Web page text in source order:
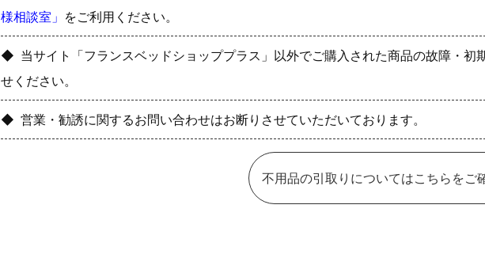
様相談室」 をご利用ください。
当サイト「フランスベッドショッププラス」以外でご購入された商品の故障・
せください。
営業・勧誘に関するお問い合わせはお断りさせていただいております。
不用品の引取りについてはこちらをご